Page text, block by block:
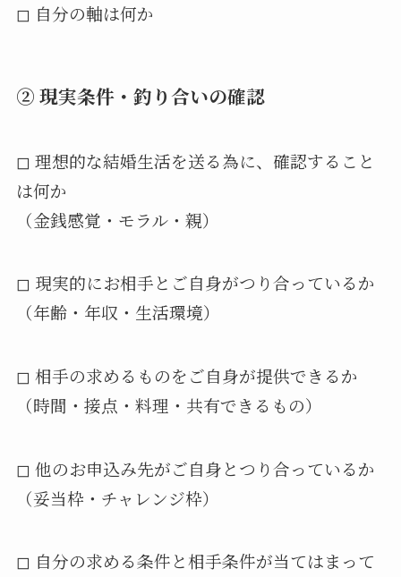
◻︎ 自分の軸は何か
② 現実条件・釣り合いの確認
◻︎ 理想的な結婚生活を送る為に、確認すること
は何か
（金銭感覚・モラル・親）
◻︎ 現実的にお相手とご自身がつり合っているか
（年齢・年収・生活環境）
◻︎ 相手の求めるものをご自身が提供できるか
（時間・接点・料理・共有できるもの）
◻︎ 他のお申込み先がご自身とつり合っているか
（妥当枠・チャレンジ枠）
◻︎ 自分の求める条件と相手条件が当てはまって